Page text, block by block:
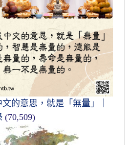
文的意思，就是「無量」｜
(70,509)